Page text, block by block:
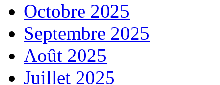
Octobre 2025
Septembre 2025
Août 2025
Juillet 2025